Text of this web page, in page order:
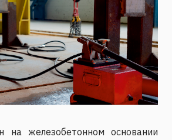
на железобетонном основании